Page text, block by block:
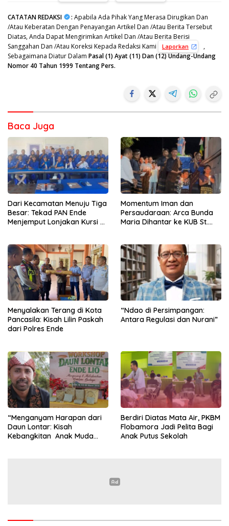
CATATAN REDAKSI : Apabila Ada Pihak Yang Merasa Dirugikan Dan
/Atau Keberatan Dengan Penayangan Artikel Dan /Atau Berita Tersebut
Diatas, Anda Dapat Mengirimkan Artikel Dan /Atau Berita Berisi
Sanggahan Dan /Atau Koreksi Kepada Redaksi Kami
Laporkan
,
Sebagaimana Diatur Dalam Pasal (1) Ayat (11) Dan (12) Undang-Undang
Nomor 40 Tahun 1999 Tentang Pers.
Baca Juga
Dari Kecamatan Menuju Tiga
Besar: Tekad PAN Ende
Menjemput Lonjakan Kursi di
Momentum Iman dan
Persaudaraan: Arca Bunda
Maria Dihantar ke KUB St.
Menyalakan Terang di Kota
Pancasila: Kisah Lilin Paskah
dari Polres Ende
“Ndao di Persimpangan:
Antara Regulasi dan Nurani”
“Menganyam Harapan dari
Daun Lontar: Kisah
Kebangkitan Anak Muda
Berdiri Diatas Mata Air, PKBM
Flobamora Jadi Pelita Bagi
Anak Putus Sekolah